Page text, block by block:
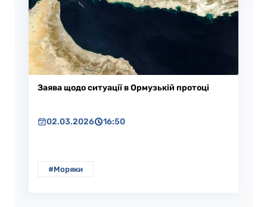
Заява щодо ситуації в Ормузькій протоці
02.03.2026 16:50
#Моряки